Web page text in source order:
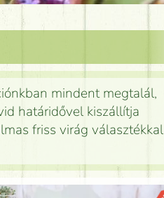
mindent megtalál,
határidővel kiszállítja
friss virág választékkal